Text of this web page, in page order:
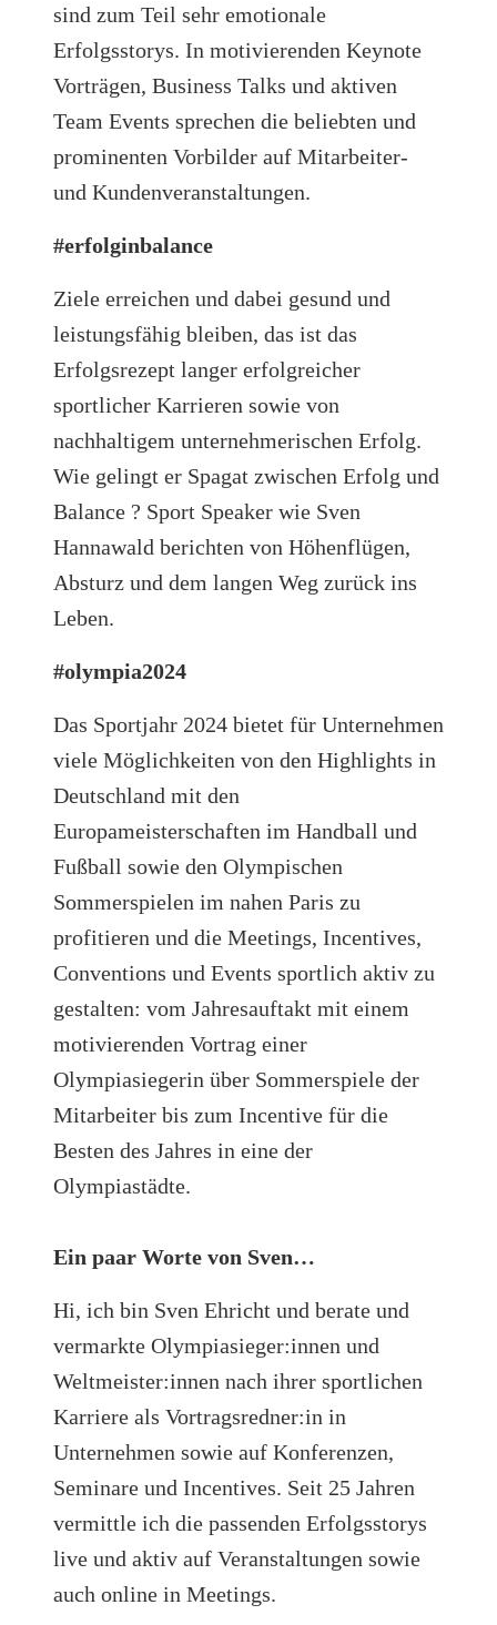
sind zum Teil sehr emotionale
Erfolgsstorys. In motivierenden Keynote
Vorträgen, Business Talks und aktiven
Team Events sprechen die beliebten und
prominenten Vorbilder auf Mitarbeiter-
und Kundenveranstaltungen.
#erfolginbalance
Ziele erreichen und dabei gesund und
leistungsfähig bleiben, das ist das
Erfolgsrezept langer erfolgreicher
sportlicher Karrieren sowie von
nachhaltigem unternehmerischen Erfolg.
Wie gelingt er Spagat zwischen Erfolg und
Balance ? Sport Speaker wie Sven
Hannawald berichten von Höhenflügen,
Absturz und dem langen Weg zurück ins
Leben.
#olympia2024
Das Sportjahr 2024 bietet für Unternehmen
viele Möglichkeiten von den Highlights in
Deutschland mit den
Europameisterschaften im Handball und
Fußball sowie den Olympischen
Sommerspielen im nahen Paris zu
profitieren und die Meetings, Incentives,
Conventions und Events sportlich aktiv zu
gestalten: vom Jahresauftakt mit einem
motivierenden Vortrag einer
Olympiasiegerin über Sommerspiele der
Mitarbeiter bis zum Incentive für die
Besten des Jahres in eine der
Olympiastädte.
Ein paar Worte von Sven…
Hi, ich bin Sven Ehricht und berate und
vermarkte Olympiasieger:innen und
Weltmeister:innen nach ihrer sportlichen
Karriere als Vortragsredner:in in
Unternehmen sowie auf Konferenzen,
Seminare und Incentives. Seit 25 Jahren
vermittle ich die passenden Erfolgsstorys
live und aktiv auf Veranstaltungen sowie
auch online in Meetings.